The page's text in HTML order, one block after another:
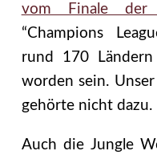
vom Finale der
“Champions
rund 170
worden sein. Unser
gehörte nicht dazu.
Auch die Jungle